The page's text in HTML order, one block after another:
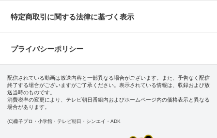
特定商取引に関する法律に基づく表示
プライバシーポリシー
配信されている動画は放送内容と一部異なる場合がございます。また、予告なく配信
終了する場合がございますがご了承ください。表示されている情報は、収録および放
送当時のものです。
消費税率の変更により、テレビ朝日番組内およびホームページ内の価格表示と異なる
場合があります。
(C)藤子プロ・小学館・テレビ朝日・シンエイ・ADK